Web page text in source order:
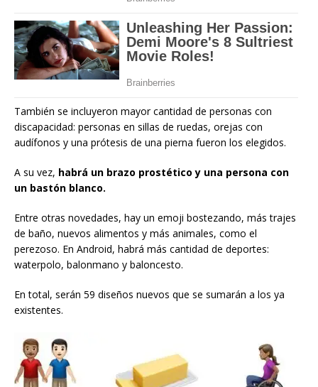
También se incluyeron mayor cantidad de personas con
discapacidad: personas en sillas de ruedas, orejas con
audífonos y una prótesis de una pierna fueron los elegidos.
A su vez, habrá un brazo prostético y una persona con
un bastón blanco.
Entre otras novedades, hay un emoji bostezando, más trajes
de baño, nuevos alimentos y más animales, como el
perezoso. En Android, habrá más cantidad de deportes:
waterpolo, balonmano y baloncesto.
En total, serán 59 diseños nuevos que se sumarán a los ya
existentes.